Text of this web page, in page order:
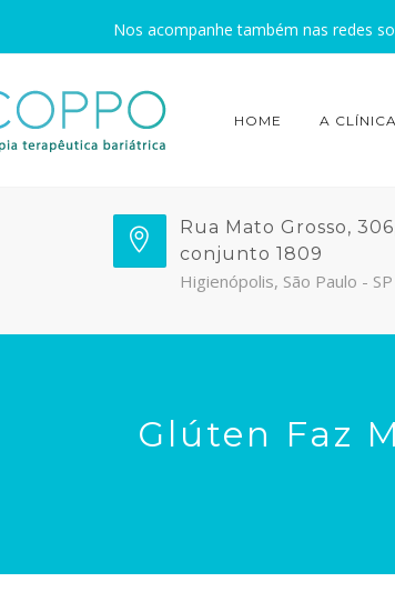
Nos acompanhe também nas redes
HOME A CLÍNICA
Rua Mato Grosso,
conjunto 1809
Higienópolis, São Paulo - SP
Glúten Faz